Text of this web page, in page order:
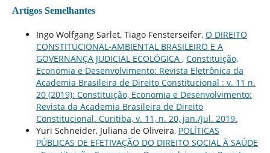
Artigos Semelhantes
Ingo Wolfgang Sarlet, Tiago Fensterseifer, O DIREITO
CONSTITUCIONAL-AMBIENTAL BRASILEIRO E A
GOVERNANÇA JUDICIAL ECOLÓGICA , Constituição,
Economia e Desenvolvimento: Revista Eletrônica da
Academia Brasileira de Direito Constitucional : v. 11 n.
20 (2019): Constituição, Economia e Desenvolvimento:
Revista da Academia Brasileira de Direito
Constitucional. Curitiba, v. 11, n. 20, jan./jul. 2019.
Yuri Schneider, Juliana de Oliveira, POLÍTICAS
PÚBLICAS DE EFETIVAÇÃO DO DIREITO SOCIAL À SAÚDE